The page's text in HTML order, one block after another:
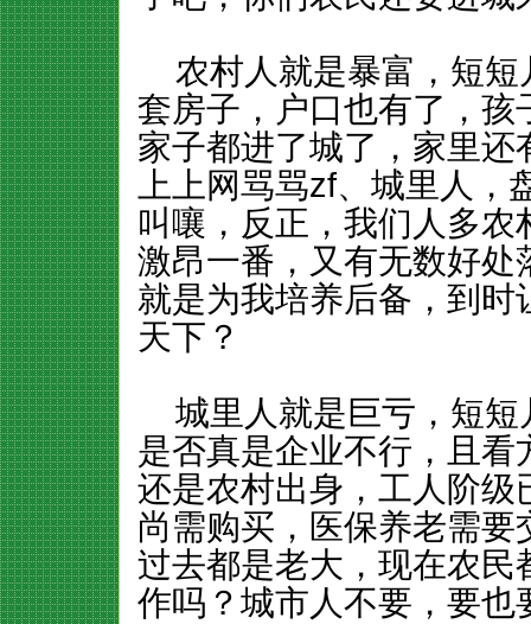
农村人就是暴富，短短
套房子，户口也有了，
家子都进了城了，家里
上上网骂骂zf、城里人
叫嚷，反正，我们人多农
激昂一番，又有无数好
就是为我培养后备，到
天下？
城里人就是巨亏，短短
是否真是企业不行，且
还是农村出身，工人阶
尚需购买，医保养老需
过去都是老大，现在农
作吗？城市人不要，要